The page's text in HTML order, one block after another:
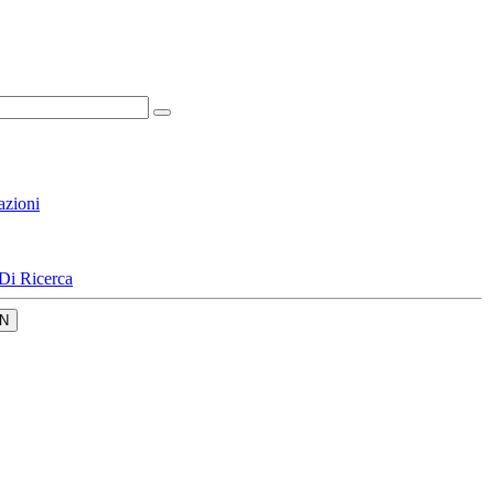
Ricerca